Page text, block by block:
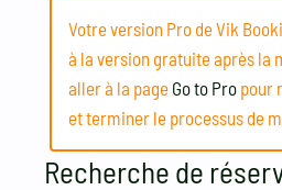
Votre version Pro de Vik
à la version gratuite après la
aller à la page Go to Pro pour
et terminer le processus de
Recherche de